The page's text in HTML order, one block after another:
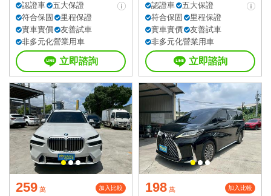
認證車
五大保證
符合保固
里程保證
實車實價
友善試車
非多元化營業用車
立即諮詢
認證車
五大保證
符合保固
里程保證
實車實價
友善試車
非多元化營業用車
立即諮詢
259 萬 加入比較 198 萬 加入比較